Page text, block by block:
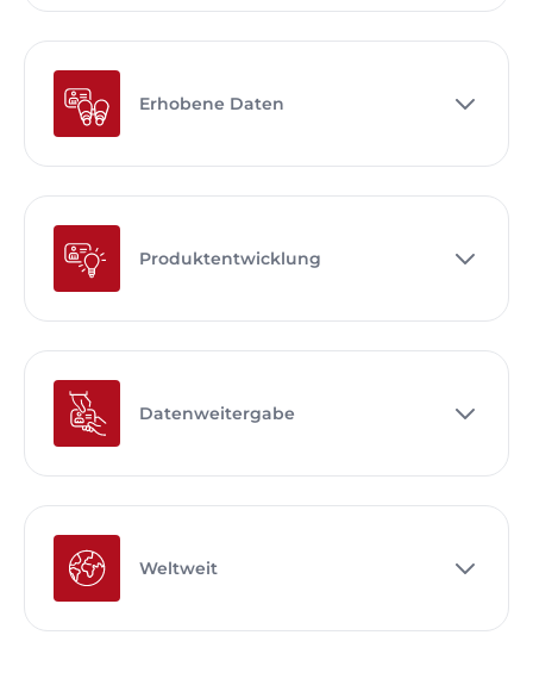
Erhobene Daten
Produktentwicklung
Datenweitergabe
Weltweit